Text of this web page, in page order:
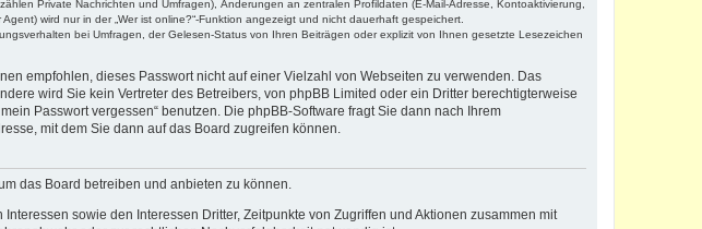
Private Nachrichten und Umfragen), Änderungen an zentralen Profildaten (E-Mail-Adresse, Kontoaktivierung,
wird nur in der „Wer ist online?“-Funktion angezeigt und nicht dauerhaft gespeichert.
bei Umfragen, der Gelesen-Status von Ihren Beiträgen oder explizit von Ihnen gesetzte Lesezeichen
empfohlen, dieses Passwort nicht auf einer Vielzahl von Webseiten zu verwenden. Das
wird Sie kein Vertreter des Betreibers, von phpBB Limited oder ein Dritter berechtigterweise
Passwort vergessen“ benutzen. Die phpBB-Software fragt Sie dann nach Ihrem
mit dem Sie dann auf das Board zugreifen können.
das Board betreiben und anbieten zu können.
sowie den Interessen Dritter, Zeitpunkte von Zugriffen und Aktionen zusammen mit